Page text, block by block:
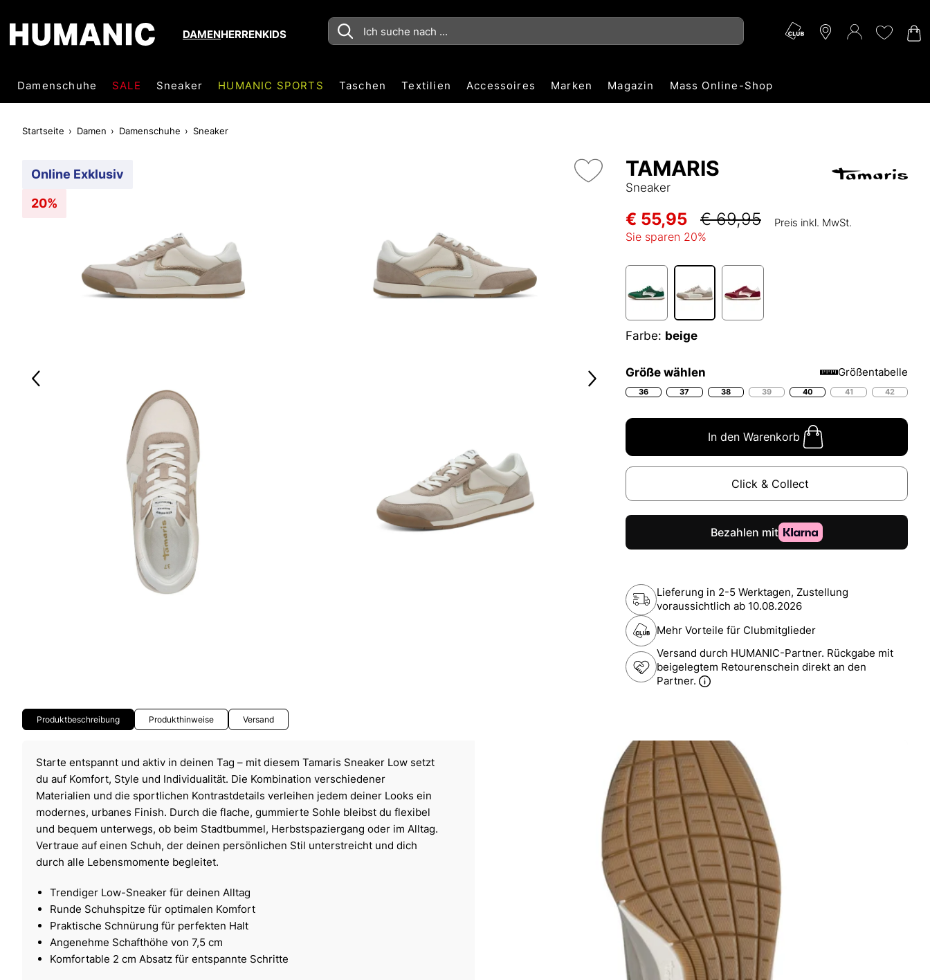
DAMENHERRENKIDS
Damenschuhe SALE Sneaker HUMANIC SPORTS Taschen Textilien Accessoires Marken Magazin Mass Online-Shop
Startseite Damen Damenschuhe Sneaker
Online Exklusiv
20%
TAMARIS
Sneaker
€ 55,95 € 69,95 Preis inkl. MwSt.
Sie sparen 20%
Farbe: beige
Größe wählen Größentabelle
36 37 38 39 40 41 42
In den Warenkorb
Click & Collect
Lieferung in 2-5 Werktagen, Zustellung
voraussichtlich ab 10.08.2026
Mehr Vorteile für Clubmitglieder
Versand durch HUMANIC-Partner. Rückgabe mit
beigelegtem Retourenschein direkt an den
Partner.
Produktbeschreibung Produkthinweise Versand
Starte entspannt und aktiv in deinen Tag – mit diesem Tamaris Sneaker Low setzt
du auf Komfort, Style und Individualität. Die Kombination verschiedener
Materialien und die sportlichen Kontrastdetails verleihen jedem deiner Looks ein
modernes, urbanes Finish. Durch die flache, gummierte Sohle bleibst du flexibel
und bequem unterwegs, ob beim Stadtbummel, Herbstspaziergang oder im Alltag.
Vertraue auf einen Schuh, der deinen persönlichen Stil unterstreicht und dich
durch alle Lebensmomente begleitet.
Trendiger Low-Sneaker für deinen Alltag
Runde Schuhspitze für optimalen Komfort
Praktische Schnürung für perfekten Halt
Angenehme Schafthöhe von 7,5 cm
Komfortable 2 cm Absatz für entspannte Schritte